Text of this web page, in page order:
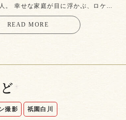
。 幸せな家庭が目に浮かぶ、ロケ…
READ MORE
撮影 祇園白川